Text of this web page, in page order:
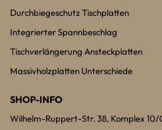
Durchbiegeschutz Tischplatten
Integrierter Spannbeschlag
Tischverlängerung Ansteckplatten
Massivholzplatten Unterschiede
SHOP-INFO
Wilhelm-Ruppert-Str. 38, Komplex 10/